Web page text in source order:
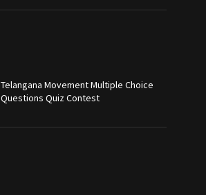
Telangana Movement Multiple Choice
Questions Quiz Contest